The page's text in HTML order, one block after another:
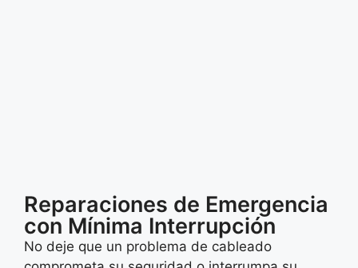
Reparaciones de Emergencia
con Mínima Interrupción
No deje que un problema de cableado